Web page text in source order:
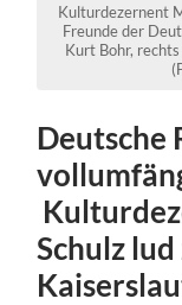
Kulturdezernent
Freunde der
Kurt Bohr,
Deutsche
Schulz